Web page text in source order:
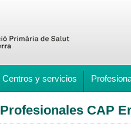
Centros y servicios
Profesionales CAP